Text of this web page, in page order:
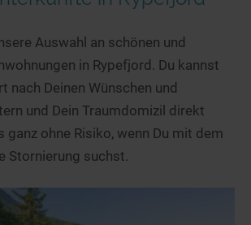
Auswahl an schönen und
in Rypefjord. Du kannst
nach Deinen Wünschen und
und Dein Traumdomizil direkt
ganz ohne Risiko, wenn Du mit dem
Stornierung suchst.